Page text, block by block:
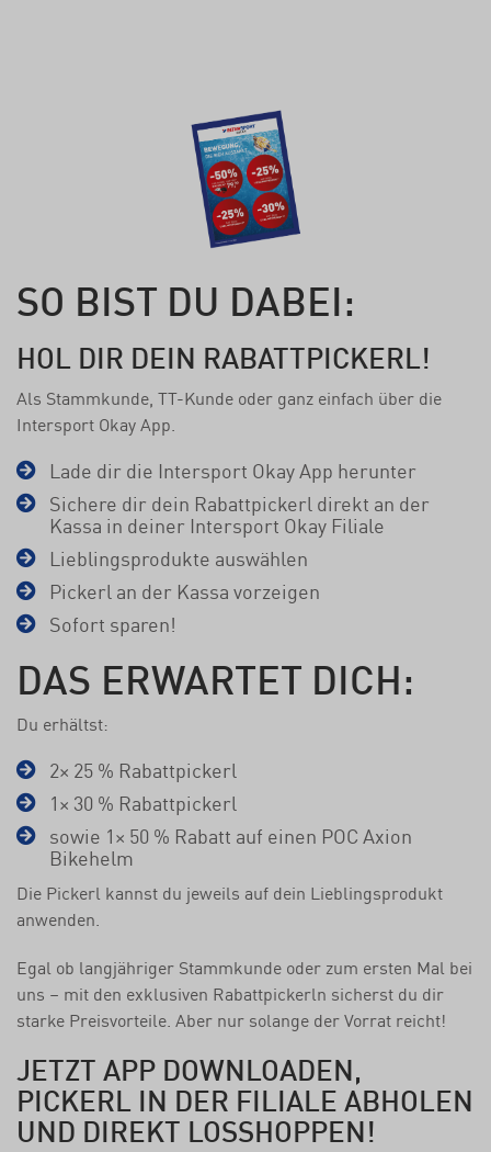
SO BIST DU DABEI:
HOL DIR DEIN RABATTPICKERL!
Als Stammkunde, TT-Kunde oder ganz einfach über die
Intersport Okay App.
Lade dir die Intersport Okay App herunter
Sichere dir dein Rabattpickerl direkt an der
Kassa in deiner Intersport Okay Filiale
Lieblingsprodukte auswählen
Pickerl an der Kassa vorzeigen
Sofort sparen!
DAS ERWARTET DICH:
Du erhältst:
2× 25 % Rabattpickerl
1× 30 % Rabattpickerl
sowie 1× 50 % Rabatt auf einen POC Axion
Bikehelm
Die Pickerl kannst du jeweils auf dein Lieblingsprodukt
anwenden.
Egal ob langjähriger Stammkunde oder zum ersten Mal bei
uns – mit den exklusiven Rabattpickerln sicherst du dir
starke Preisvorteile. Aber nur solange der Vorrat reicht!
JETZT APP DOWNLOADEN,
PICKERL IN DER FILIALE ABHOLEN
UND DIREKT LOSSHOPPEN!